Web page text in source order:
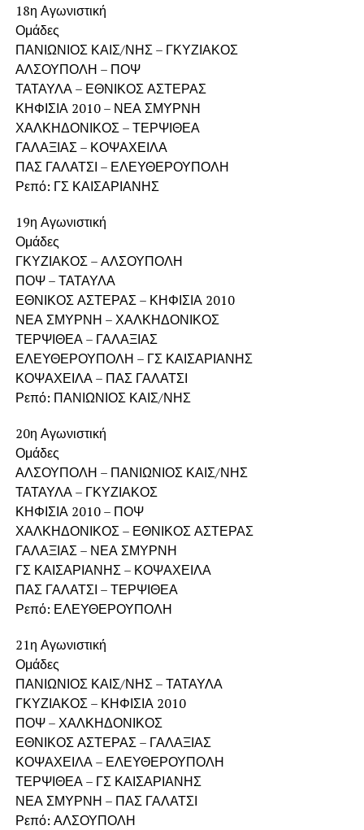
18η Αγωνιστική
Ομάδες
ΠΑΝΙΩΝΙΟΣ ΚΑΙΣ/ΝΗΣ – ΓΚΥΖΙΑΚΟΣ
ΑΛΣΟΥΠΟΛΗ – ΠΟΨ
ΤΑΤΑΥΛΑ – ΕΘΝΙΚΟΣ ΑΣΤΕΡΑΣ
ΚΗΦΙΣΙΑ 2010 – ΝΕΑ ΣΜΥΡΝΗ
ΧΑΛΚΗΔΟΝΙΚΟΣ – ΤΕΡΨΙΘΕΑ
ΓΑΛΑΞΙΑΣ – ΚΟΨΑΧΕΙΛΑ
ΠΑΣ ΓΑΛΑΤΣΙ – ΕΛΕΥΘΕΡΟΥΠΟΛΗ
Ρεπό: ΓΣ ΚΑΙΣΑΡΙΑΝΗΣ
19η Αγωνιστική
Ομάδες
ΓΚΥΖΙΑΚΟΣ – ΑΛΣΟΥΠΟΛΗ
ΠΟΨ – ΤΑΤΑΥΛΑ
ΕΘΝΙΚΟΣ ΑΣΤΕΡΑΣ – ΚΗΦΙΣΙΑ 2010
ΝΕΑ ΣΜΥΡΝΗ – ΧΑΛΚΗΔΟΝΙΚΟΣ
ΤΕΡΨΙΘΕΑ – ΓΑΛΑΞΙΑΣ
ΕΛΕΥΘΕΡΟΥΠΟΛΗ – ΓΣ ΚΑΙΣΑΡΙΑΝΗΣ
ΚΟΨΑΧΕΙΛΑ – ΠΑΣ ΓΑΛΑΤΣΙ
Ρεπό: ΠΑΝΙΩΝΙΟΣ ΚΑΙΣ/ΝΗΣ
20η Αγωνιστική
Ομάδες
ΑΛΣΟΥΠΟΛΗ – ΠΑΝΙΩΝΙΟΣ ΚΑΙΣ/ΝΗΣ
ΤΑΤΑΥΛΑ – ΓΚΥΖΙΑΚΟΣ
ΚΗΦΙΣΙΑ 2010 – ΠΟΨ
ΧΑΛΚΗΔΟΝΙΚΟΣ – ΕΘΝΙΚΟΣ ΑΣΤΕΡΑΣ
ΓΑΛΑΞΙΑΣ – ΝΕΑ ΣΜΥΡΝΗ
ΓΣ ΚΑΙΣΑΡΙΑΝΗΣ – ΚΟΨΑΧΕΙΛΑ
ΠΑΣ ΓΑΛΑΤΣΙ – ΤΕΡΨΙΘΕΑ
Ρεπό: ΕΛΕΥΘΕΡΟΥΠΟΛΗ
21η Αγωνιστική
Ομάδες
ΠΑΝΙΩΝΙΟΣ ΚΑΙΣ/ΝΗΣ – ΤΑΤΑΥΛΑ
ΓΚΥΖΙΑΚΟΣ – ΚΗΦΙΣΙΑ 2010
ΠΟΨ – ΧΑΛΚΗΔΟΝΙΚΟΣ
ΕΘΝΙΚΟΣ ΑΣΤΕΡΑΣ – ΓΑΛΑΞΙΑΣ
ΚΟΨΑΧΕΙΛΑ – ΕΛΕΥΘΕΡΟΥΠΟΛΗ
ΤΕΡΨΙΘΕΑ – ΓΣ ΚΑΙΣΑΡΙΑΝΗΣ
ΝΕΑ ΣΜΥΡΝΗ – ΠΑΣ ΓΑΛΑΤΣΙ
Ρεπό: ΑΛΣΟΥΠΟΛΗ